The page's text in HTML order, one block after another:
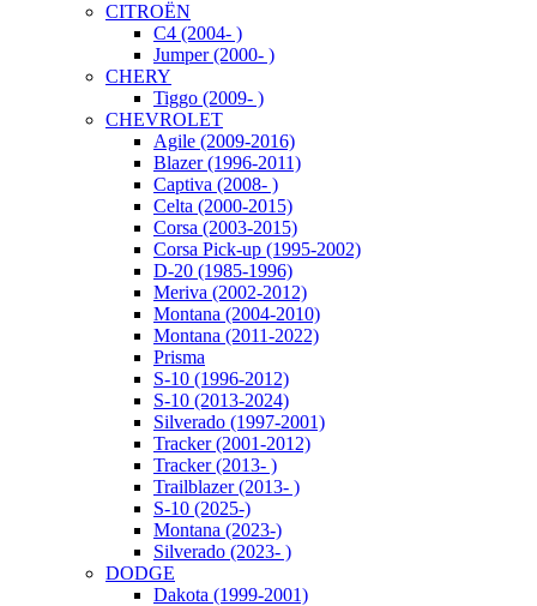
CITROËN
C4 (2004- )
Jumper (2000- )
CHERY
Tiggo (2009- )
CHEVROLET
Agile (2009-2016)
Blazer (1996-2011)
Captiva (2008- )
Celta (2000-2015)
Corsa (2003-2015)
Corsa Pick-up (1995-2002)
D-20 (1985-1996)
Meriva (2002-2012)
Montana (2004-2010)
Montana (2011-2022)
Prisma
S-10 (1996-2012)
S-10 (2013-2024)
Silverado (1997-2001)
Tracker (2001-2012)
Tracker (2013- )
Trailblazer (2013- )
S-10 (2025-)
Montana (2023-)
Silverado (2023- )
DODGE
Dakota (1999-2001)